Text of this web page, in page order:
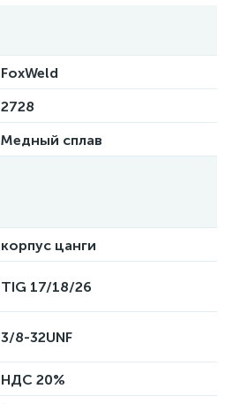
FoxWeld
2728
Медный сплав
корпус цанги
TIG 17/18/26
3/8-32UNF
НДС 20%